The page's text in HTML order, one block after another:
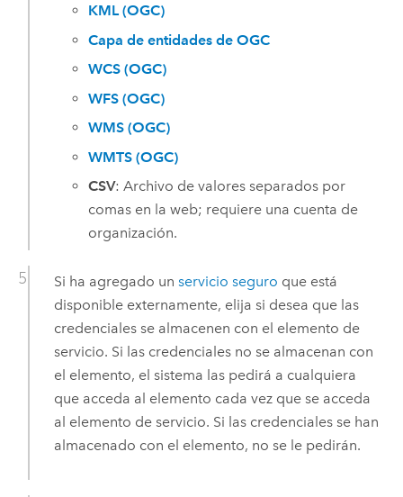
KML (OGC)
Capa de entidades de OGC
WCS (OGC)
WFS (OGC)
WMS (OGC)
WMTS (OGC)
CSV:Archivo de valores separados por
comas en la web; requiere una cuenta de
organización.
Si ha agregado un servicio seguro que está
disponible externamente, elija si desea que las
credenciales se almacenen con el elemento de
servicio. Si las credenciales no se almacenan con
el elemento, el sistema las pedirá a cualquiera
que acceda al elemento cada vez que se acceda
al elemento de servicio. Si las credenciales se han
almacenado con el elemento, no se le pedirán.